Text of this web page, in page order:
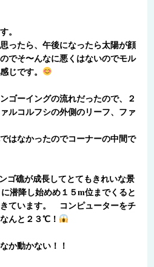
す。
ったら、午後になったら太陽が顔
でそ〜んなに悪くはないのでモル
じです。
ゴーイングの流れだったので、２
ルコルフシの外側のリーフ、ファ
はなかったのでコーナーの中間で
ゴ礁が成長してとてもきれいな景
潜降し始めめ１５m位までくると
ています。 コンピューターをチ
んと２３℃！
か動かない！！